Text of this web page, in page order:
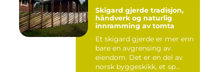
Skigard gjerde tradisjon,
håndverk og naturlig
innramming av tomta
Et skigard gjerde er mer enn
bare en avgrensing av
eiendom. Det er en del av
norsk byggeskikk, et sp...